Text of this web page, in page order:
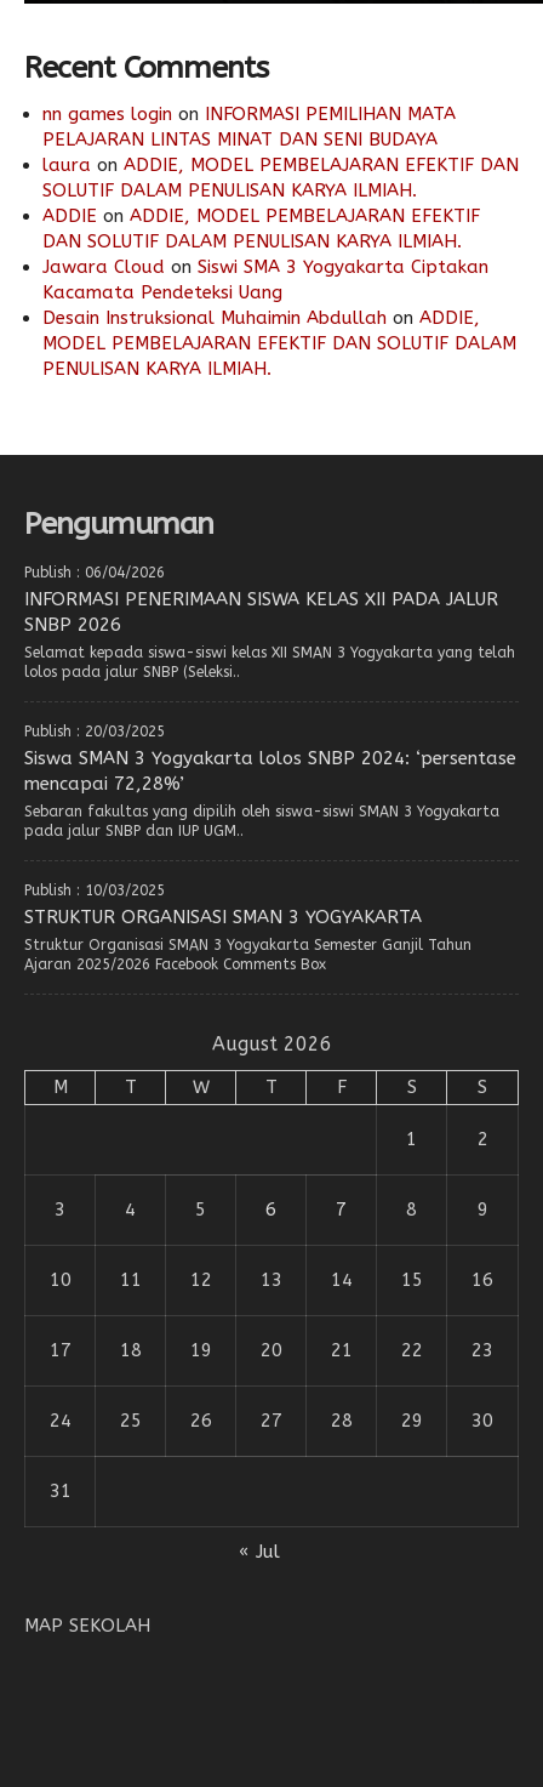
Recent Comments
nn games login on INFORMASI PEMILIHAN MATA
PELAJARAN LINTAS MINAT DAN SENI BUDAYA
laura on ADDIE, MODEL PEMBELAJARAN EFEKTIF DAN
SOLUTIF DALAM PENULISAN KARYA ILMIAH.
ADDIE on ADDIE, MODEL PEMBELAJARAN EFEKTIF
DAN SOLUTIF DALAM PENULISAN KARYA ILMIAH.
Jawara Cloud on Siswi SMA 3 Yogyakarta Ciptakan
Kacamata Pendeteksi Uang
Desain Instruksional Muhaimin Abdullah on ADDIE,
MODEL PEMBELAJARAN EFEKTIF DAN SOLUTIF DALAM
PENULISAN KARYA ILMIAH.
Pengumuman
Publish : 06/04/2026
INFORMASI PENERIMAAN SISWA KELAS XII PADA JALUR
SNBP 2026
Selamat kepada siswa-siswi kelas XII SMAN 3 Yogyakarta yang telah
lolos pada jalur SNBP (Seleksi..
Publish : 20/03/2025
Siswa SMAN 3 Yogyakarta lolos SNBP 2024: ‘persentase
mencapai 72,28%’
Sebaran fakultas yang dipilih oleh siswa-siswi SMAN 3 Yogyakarta
pada jalur SNBP dan IUP UGM..
Publish : 10/03/2025
STRUKTUR ORGANISASI SMAN 3 YOGYAKARTA
Struktur Organisasi SMAN 3 Yogyakarta Semester Ganjil Tahun
Ajaran 2025/2026 Facebook Comments Box
August 2026
M T W T F S S
1 2
3 4 5 6 7 8 9
10 11 12 13 14 15 16
17 18 19 20 21 22 23
24 25 26 27 28 29 30
31
« Jul
MAP SEKOLAH